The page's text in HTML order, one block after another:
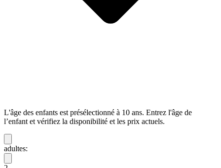
L'âge des enfants est présélectionné à 10 ans. Entrez l'âge de
l’enfant et vérifiez la disponibilité et les prix actuels.
adultes: